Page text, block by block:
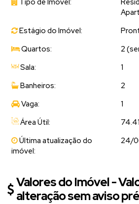
Estágio do Imóvel:
Quartos:
2
Sala:
1
Banheiros:
2
Vaga:
1
Área Útil:
Última atualização do
imóvel:
24/
Valores do Imóvel -
alteração sem aviso